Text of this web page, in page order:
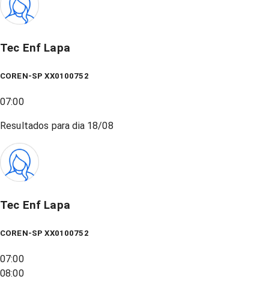
Tec Enf Lapa
COREN-SP XX0100752
07:00
Resultados para dia 18/08
Tec Enf Lapa
COREN-SP XX0100752
07:00
08:00